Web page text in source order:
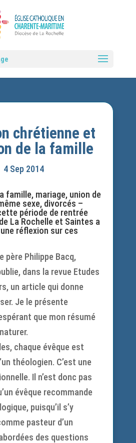
chrétienne et
de la famille
4 Sep 2014
famille, mariage, union de
sexe, divorcés –
période de rentrée
La Rochelle et Saintes a
réflexion sur ces
père Philippe Bacq,
dans la revue Etudes
un article qui donne
Je le présente
que mon résumé
chaque évêque est
théologien. C’est une
Il n’est donc pas
évêque recommande
puisqu’il s’y
pasteur d’un
des questions